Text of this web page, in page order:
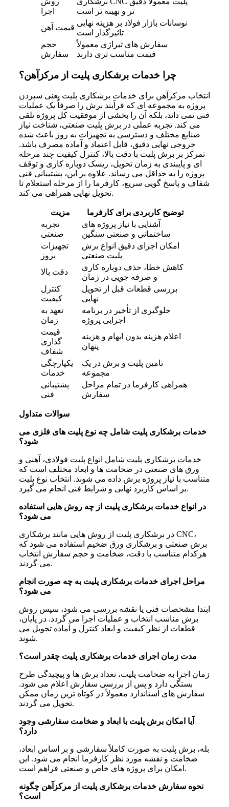
اجرا
تر و بهینه‌ تر است
قیمت آهن
نوسانات بازار فولاد بر هزینه نهایی
تاثیرگذار است
حجم
سفارش
سفارش‌ های تیراژی معمولاً
قیمت مناسب‌ تری دارند
چرا خدمات برشکاری پلیت از مرکزآهن؟
انتخاب مرکزآهن برای خدمات برشکاری پلیت یعنی سپردن
پروژه به مجموعه‌ ای که فرآیند برش را صرفاً یک عملیات
فنی نمی‌ داند، بلکه آن را بخشی از موفقیت کل پروژه تلقی
می‌ کند. تجربه عملی در برش پلیت صنعتی، شناخت نیاز
صنایع مختلف و دسترسی به تجهیزات به‌ روز باعث شده
خروجی نهایی دقیق، قابل‌ اعتماد و آماده مصرف باشد.
تمرکز بر برش پلیت با دقت بالا، کنترل کیفیت چند مرحله‌
ای و پایبندی به زمان تحویل، ریسک دوباره‌ کاری و توقف
پروژه را به حداقل می‌ رساند. علاوه بر این، پشتیبانی فنی
شفاف و پاسخ‌ گویی سریع، کارفرما را از مرحله استعلام تا
تحویل نهایی همراهی می‌ کند.
مزیت
توضیح کاربردی برای کارفرما
تجربه
صنعتی
آشنایی با نیاز پروژه‌ های
ساختمانی و صنعتی سنگین
تجهیزات
بروز
امکان اجرای دقیق انواع برش
پلیت صنعتی
دقت بالا
کاهش خطا، حذف دوباره‌ کاری
و صرفه‌ جویی در زمان
کنترل
کیفیت
بررسی قطعات قبل از تحویل
نهایی
تعهد به
زمان
جلوگیری از تأخیر در برنامه
اجرایی پروژه
قیمت‌
گذاری
شفاف
اعلام هزینه بدون ابهام و هزینه
پنهان
یکپارچگی
خدمات
تامین پلیت و برش در یک
مجموعه
پشتیبانی
فنی
همراهی کارفرما در تمام مراحل
سفارش
سوالات متداول
خدمات برشکاری پلیت شامل چه نوع پلیت‌ های فلزی می‌
شود؟
خدمات برشکاری پلیت شامل انواع پلیت فولادی، آهنی و
ورق‌ های صنعتی در ضخامت‌ ها و ابعاد مختلف است که
متناسب با نیاز پروژه برش داده می‌ شوند. انتخاب نوع پلیت
بر اساس کاربرد نهایی و شرایط فنی انجام می‌ گیرد.
در انواع خدمات برشکاری پلیت از چه روش‌ هایی استفاده
می‌ شود؟
در برشکاری پلیت از روش‌ هایی مانند برشکاری CNC،
برش صنعتی و برشکاری ورق ضخیم استفاده می‌ شود که
هرکدام متناسب با دقت، ضخامت و حجم سفارش انتخاب
می‌ گردند.
مراحل اجرای خدمات برشکاری پلیت به چه صورت انجام
می‌ شود؟
ابتدا مشخصات فنی یا نقشه بررسی می‌ شود، سپس روش
برش مناسب انتخاب و عملیات اجرا می‌ گردد. در پایان،
قطعات از نظر کیفیت و ابعاد کنترل و آماده تحویل می‌
شوند.
مدت زمان اجرای خدمات برشکاری پلیت چقدر است؟
زمان اجرا به ضخامت پلیت، تعداد برش‌ ها و پیچیدگی طرح
بستگی دارد و پس از بررسی سفارش اعلام می‌ شود.
سفارش‌ های استاندارد معمولاً در کوتاه‌ ترین زمان ممکن
تحویل می‌ گردند.
آیا امکان برش پلیت با ابعاد و ضخامت سفارشی وجود
دارد؟
بله، برش پلیت به‌ صورت کاملاً سفارشی و بر اساس ابعاد،
ضخامت و نقشه مورد نظر کارفرما انجام می‌ شود. این
امکان برای پروژه‌ های خاص و صنعتی فراهم است.
نحوه سفارش خدمات برشکاری پلیت از مرکزآهن چگونه
است؟